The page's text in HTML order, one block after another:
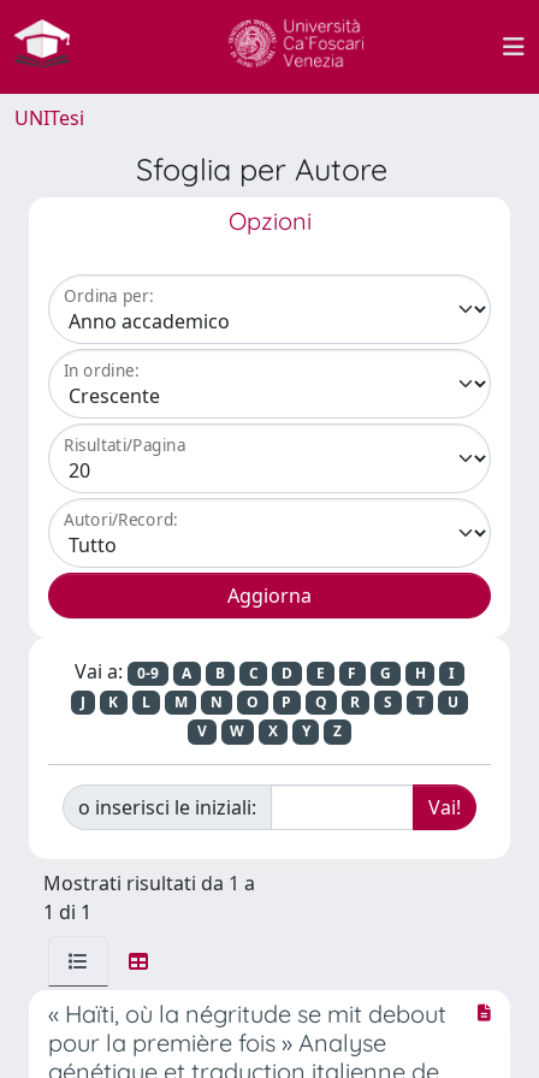
UNITesi
Sfoglia per Autore
Opzioni
Ordina per:
In ordine:
Risultati/Pagina
Autori/Record:
Vai a: 0-9 A B C D E F G H
I
J
K L M N O P Q R S T
U
V
W X Y Z
o inserisci le iniziali:
Mostrati risultati da 1 a
1 di 1
« Haïti, où la négritude se mit debout
pour la première fois » Analyse
génétique et traduction italienne de